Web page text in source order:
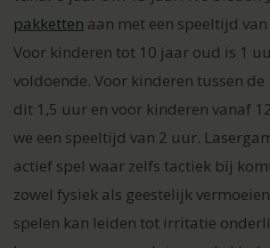
pakketten aan met een speeltijd
Voor kinderen tot 10 jaar oud is 1
voldoende. Voor kinderen tussen de
dit 1,5 uur en voor kinderen vanaf
we een speeltijd van 2 uur.
actief spel waar zelfs tactiek bij
zowel fysiek als geestelijk
spelen kan leiden tot irritatie